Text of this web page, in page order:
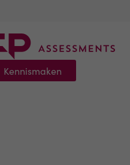
Kennismaken